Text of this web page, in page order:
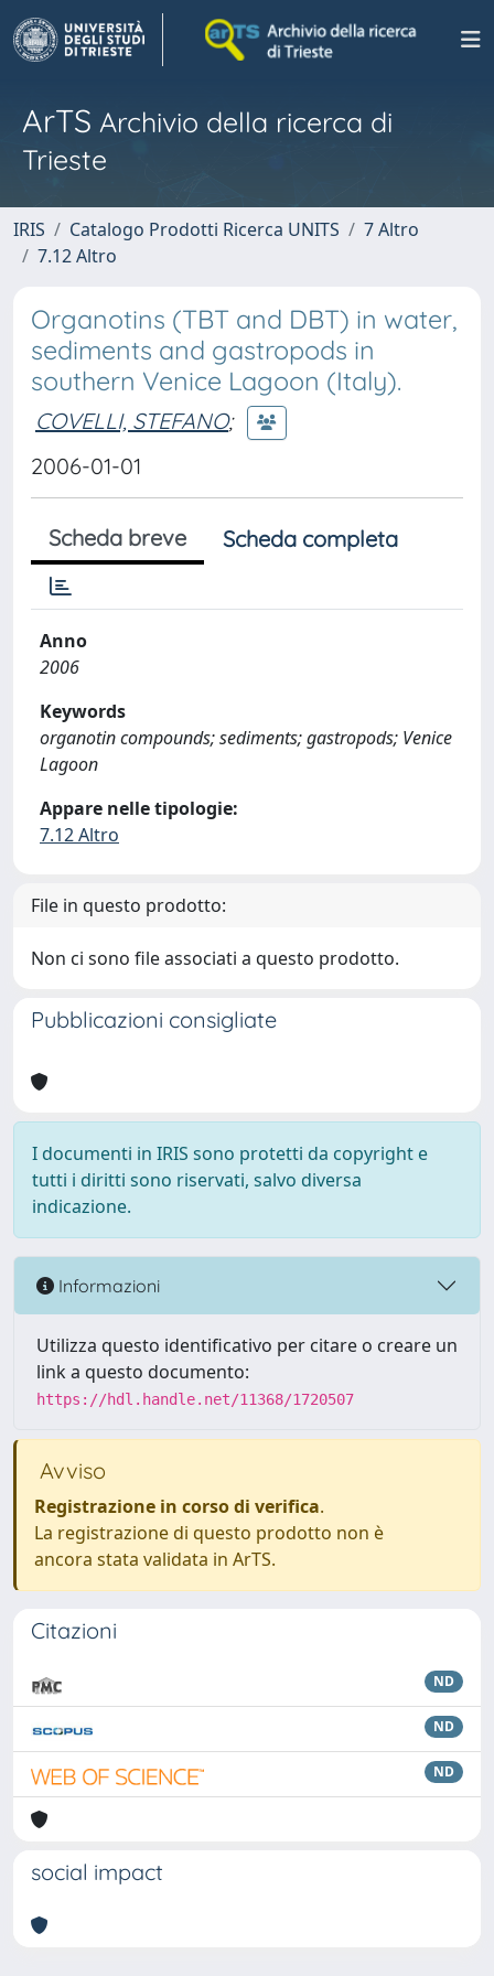
ArTS Archivio della ricerca di
Trieste
IRIS Catalogo Prodotti Ricerca UNITS
7 Altro
7.12 Altro
Organotins (TBT and DBT) in water,
sediments and gastropods in
southern Venice Lagoon (Italy).
COVELLI, STEFANO;
2006-01-01
Scheda breve Scheda completa
Anno
2006
Keywords
organotin compounds; sediments; gastropods; Venice
Lagoon
Appare nelle tipologie:
7.12 Altro
File in questo prodotto:
Non ci sono file associati a questo prodotto.
Pubblicazioni consigliate
I documenti in IRIS sono protetti da copyright e
tutti i diritti sono riservati, salvo diversa
indicazione.
Informazioni
Utilizza questo identificativo per citare o creare un
link a questo documento:
https://hdl.handle.net/11368/1720507
Avviso
Registrazione in corso di verifica.
La registrazione di questo prodotto non è
ancora stata validata in ArTS.
Citazioni
ND
ND
ND
social impact